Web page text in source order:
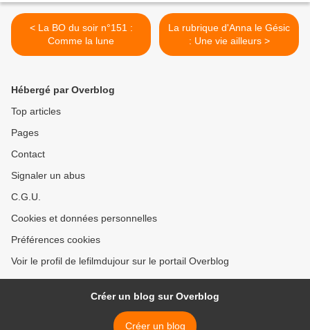
< La BO du soir n°151 :
Comme la lune
La rubrique d'Anna le Gésic
: Une vie ailleurs >
Hébergé par Overblog
Top articles
Pages
Contact
Signaler un abus
C.G.U.
Cookies et données personnelles
Préférences cookies
Voir le profil de lefilmdujour sur le portail Overblog
Créer un blog sur Overblog
Créer un blog